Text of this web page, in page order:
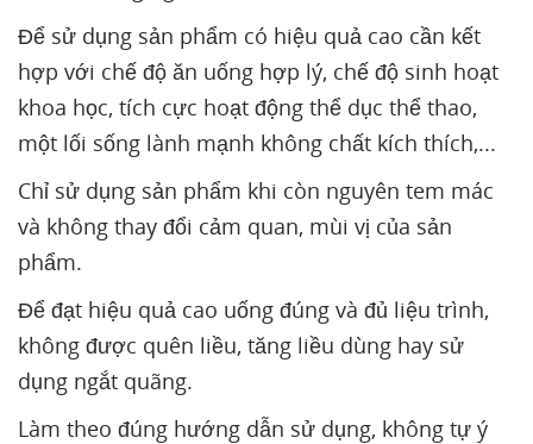
Để sử dụng sản phẩm có hiệu quả cao cần kết
hợp với chế độ ăn uống hợp lý, chế độ sinh hoạt
khoa học, tích cực hoạt động thể dục thể thao,
một lối sống lành mạnh không chất kích thích,...
Chỉ sử dụng sản phẩm khi còn nguyên tem mác
và không thay đổi cảm quan, mùi vị của sản
phẩm.
Để đạt hiệu quả cao uống đúng và đủ liệu trình,
không được quên liều, tăng liều dùng hay sử
dụng ngắt quãng.
Làm theo đúng hướng dẫn sử dụng, không tự ý